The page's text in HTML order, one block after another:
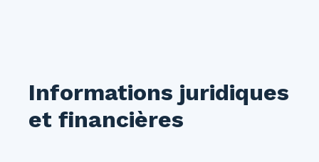
Informations juridiques
et financières